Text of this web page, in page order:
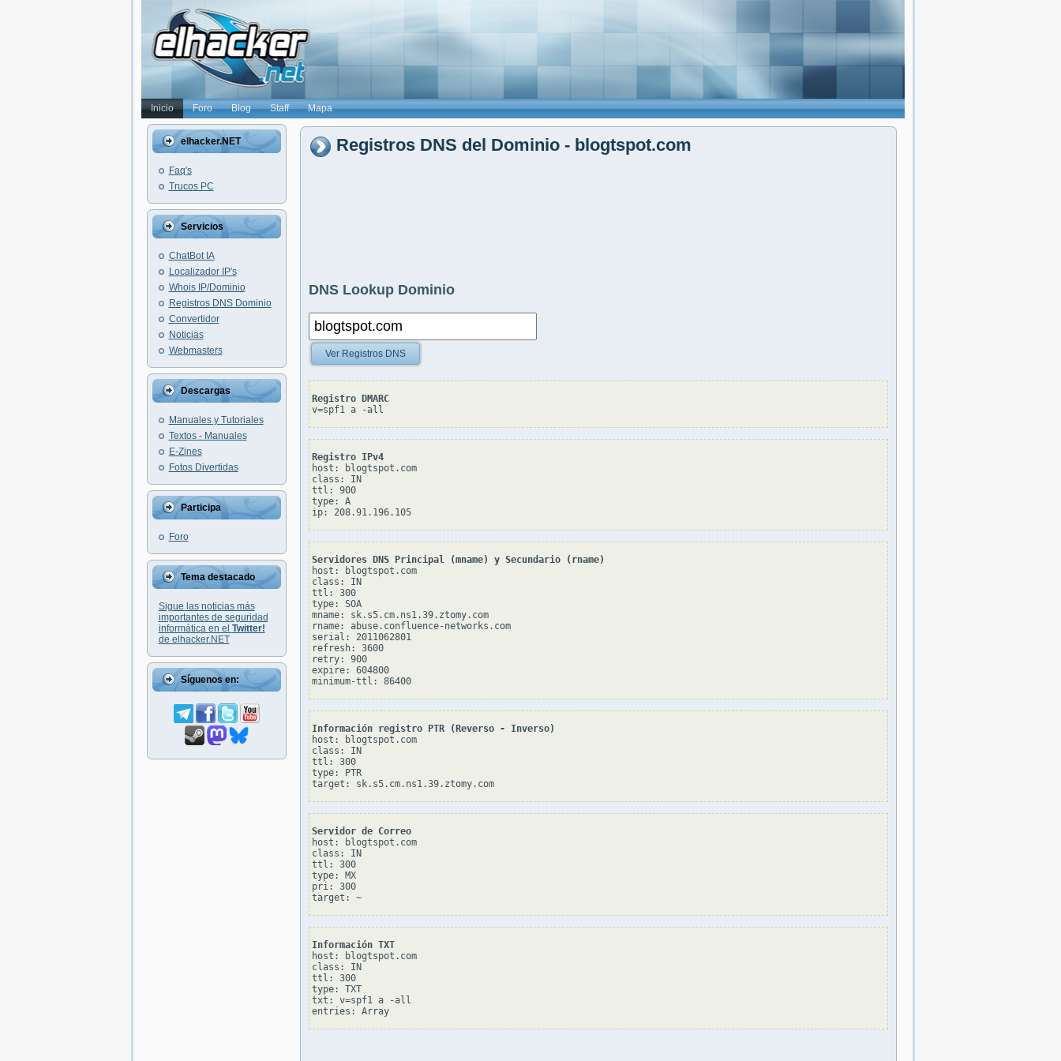
Inicio Foro Blog Staff Mapa
elhacker.NET
Faq's
Trucos PC
Servicios
ChatBot IA
Localizador IP's
Whois IP/Dominio
Registros DNS Dominio
Convertidor
Noticias
Webmasters
Descargas
Manuales y Tutoriales
Textos - Manuales
E-Zines
Fotos Divertidas
Participa
Foro
Tema destacado
Sigue las noticias más
importantes de seguridad
informática en el Twitter!
de elhacker.NET
Síguenos en:
Registros DNS del Dominio - blogtspot.com
DNS Lookup Dominio
Ver Registros DNS
Registro DMARC
v=spf1 a -all
Registro IPv4
host: blogtspot.com
class: IN
ttl: 900
type: A
ip: 208.91.196.105
Servidores DNS Principal (mname) y Secundario (rname)
host: blogtspot.com
class: IN
ttl: 300
type: SOA
mname: sk.s5.cm.ns1.39.ztomy.com
rname: abuse.confluence-networks.com
serial: 2011062801
refresh: 3600
retry: 900
expire: 604800
minimum-ttl: 86400
Información registro PTR (Reverso - Inverso)
host: blogtspot.com
class: IN
ttl: 300
type: PTR
target: sk.s5.cm.ns1.39.ztomy.com
Servidor de Correo
host: blogtspot.com
class: IN
ttl: 300
type: MX
pri: 300
target: ~
Información TXT
host: blogtspot.com
class: IN
ttl: 300
type: TXT
txt: v=spf1 a -all
entries: Array